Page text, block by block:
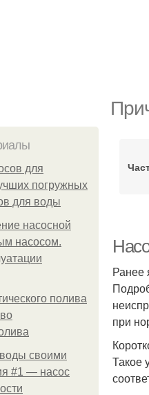
для
погружных
для воды
насосной
насосом.
полива
своими
#1 — насос
Ранее
при
Такое